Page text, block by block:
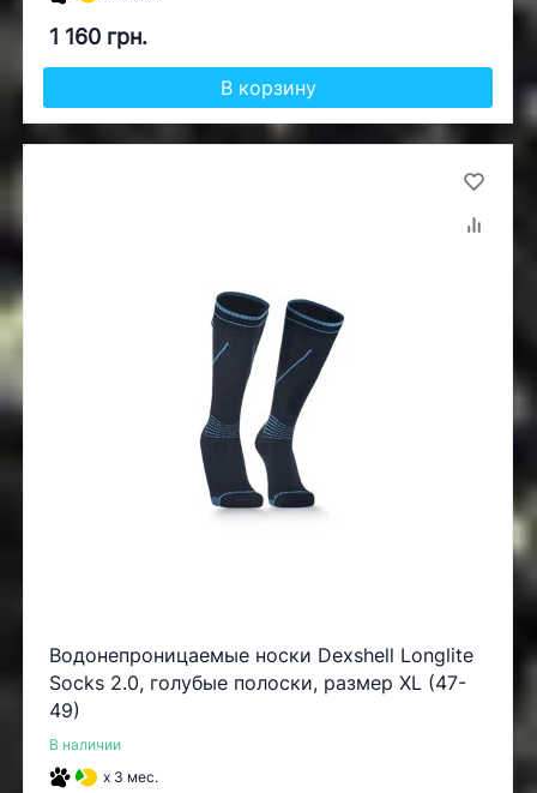
1 160 грн.
В корзину
Водонепроницаемые носки Dexshell Longlite
Socks 2.0, голубые полоски, размер XL (47-
49)
В наличии
x 3 мес.